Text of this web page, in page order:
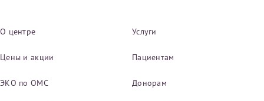
действующие вещества могут снизить
усиливающие моторику ЖКТ (например
(например активированный уголь); - вещества,
О центре Услуги
Цены и акции Пациентам
ЭКО по ОМС Донорам